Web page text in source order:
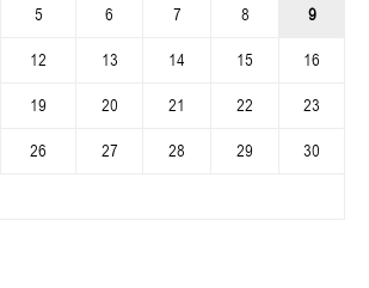
5 6 7 8
9
12 13 14 15
16
19 20 21 22
23
26 27 28 29
30